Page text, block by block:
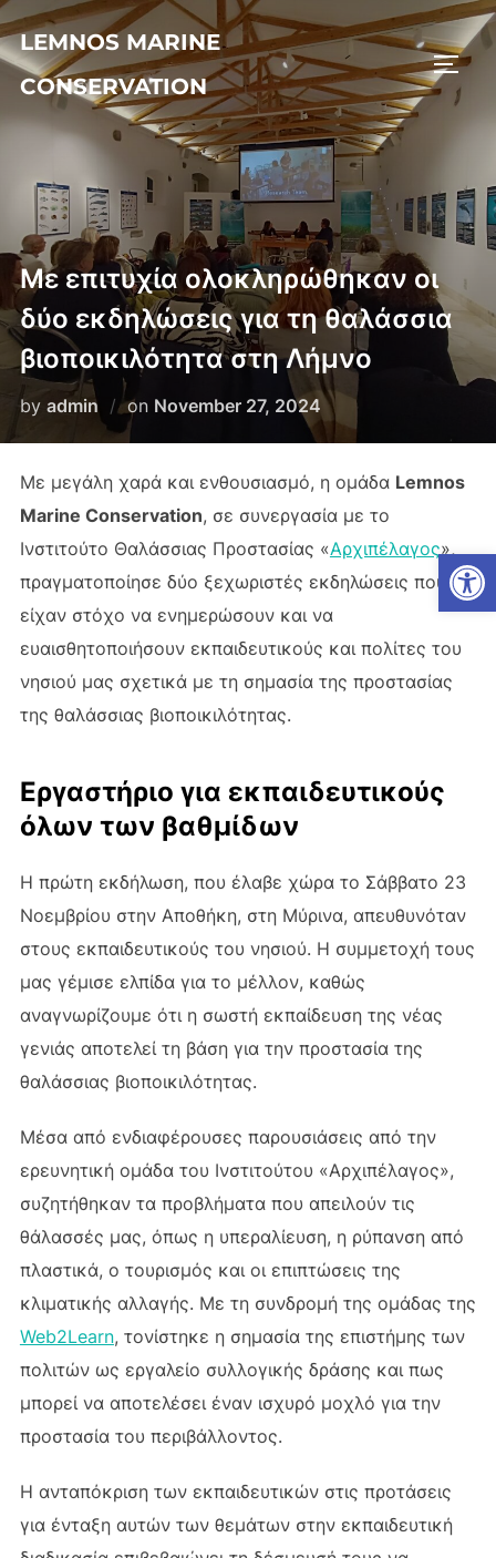
LEMNOS MARINE
CONSERVATION
Με επιτυχία ολοκληρώθηκαν οι
δύο εκδηλώσεις για τη θαλάσσια
βιοποικιλότητα στη Λήμνο
by admin on November 27, 2024
Με μεγάλη χαρά και ενθουσιασμό, η ομάδα Lemnos
Marine Conservation, σε συνεργασία με το
Ινστιτούτο Θαλάσσιας Προστασίας «Αρχιπέλαγος»,
πραγματοποίησε δύο ξεχωριστές εκδηλώσεις που
είχαν στόχο να ενημερώσουν και να
ευαισθητοποιήσουν εκπαιδευτικούς και πολίτες του
νησιού μας σχετικά με τη σημασία της προστασίας
της θαλάσσιας βιοποικιλότητας.
Εργαστήριο για εκπαιδευτικούς
όλων των βαθμίδων
Η πρώτη εκδήλωση, που έλαβε χώρα το Σάββατο 23
Νοεμβρίου στην Αποθήκη, στη Μύρινα, απευθυνόταν
στους εκπαιδευτικούς του νησιού. Η συμμετοχή τους
μας γέμισε ελπίδα για το μέλλον, καθώς
αναγνωρίζουμε ότι η σωστή εκπαίδευση της νέας
γενιάς αποτελεί τη βάση για την προστασία της
θαλάσσιας βιοποικιλότητας.
Μέσα από ενδιαφέρουσες παρουσιάσεις από την
ερευνητική ομάδα του Ινστιτούτου «Αρχιπέλαγος»,
συζητήθηκαν τα προβλήματα που απειλούν τις
θάλασσές μας, όπως η υπεραλίευση, η ρύπανση από
πλαστικά, ο τουρισμός και οι επιπτώσεις της
κλιματικής αλλαγής. Με τη συνδρομή της ομάδας της
Web2Learn, τονίστηκε η σημασία της επιστήμης των
πολιτών ως εργαλείο συλλογικής δράσης και πως
μπορεί να αποτελέσει έναν ισχυρό μοχλό για την
προστασία του περιβάλλοντος.
Η ανταπόκριση των εκπαιδευτικών στις προτάσεις
για ένταξη αυτών των θεμάτων στην εκπαιδευτική